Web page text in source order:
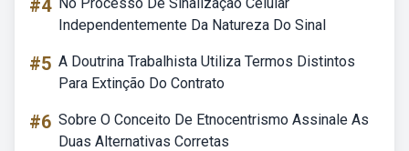
#4
Independentemente Da Natureza Do Sinal
#5 A Doutrina Trabalhista Utiliza Termos Distintos
Para Extinção Do Contrato
#6 Sobre O Conceito De Etnocentrismo Assinale As
Duas Alternativas Corretas